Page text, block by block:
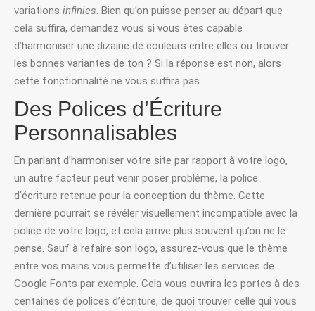
variations infinies. Bien qu’on puisse penser au départ que
cela suffira, demandez vous si vous êtes capable
d’harmoniser une dizaine de couleurs entre elles ou trouver
les bonnes variantes de ton ? Si la réponse est non, alors
cette fonctionnalité ne vous suffira pas.
Des Polices d’Écriture
Personnalisables
En parlant d’harmoniser votre site par rapport à votre logo,
un autre facteur peut venir poser problème, la police
d’écriture retenue pour la conception du thème. Cette
dernière pourrait se révéler visuellement incompatible avec la
police de votre logo, et cela arrive plus souvent qu’on ne le
pense. Sauf à refaire son logo, assurez-vous que le thème
entre vos mains vous permette d’utiliser les services de
Google Fonts par exemple. Cela vous ouvrira les portes à des
centaines de polices d’écriture, de quoi trouver celle qui vous